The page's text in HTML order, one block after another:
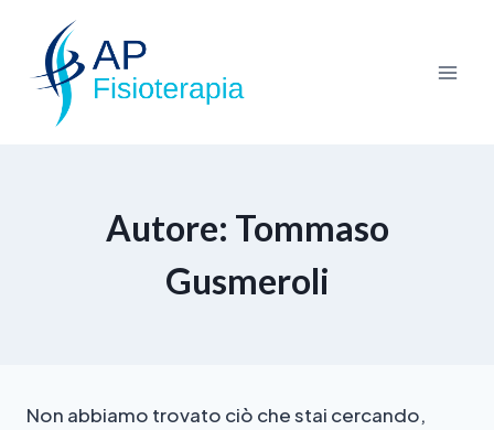
Autore: Tommaso
Gusmeroli
Non abbiamo trovato ciò che stai cercando,